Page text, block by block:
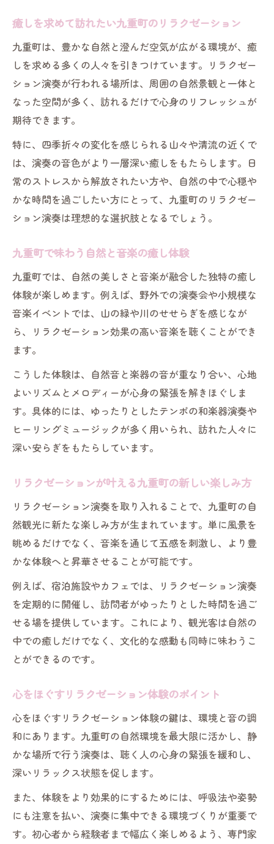
癒しを求めて訪れたい九重町のリラクゼーション
九重町は、豊かな自然と澄んだ空気が広がる環境が、癒
しを求める多くの人々を引きつけています。リラクゼー
ション演奏が行われる場所は、周囲の自然景観と一体と
なった空間が多く、訪れるだけで心身のリフレッシュが
期待できます。
特に、四季折々の変化を感じられる山々や清流の近くで
は、演奏の音色がより一層深い癒しをもたらします。日
常のストレスから解放されたい方や、自然の中で心穏や
かな時間を過ごしたい方にとって、九重町のリラクゼー
ション演奏は理想的な選択肢となるでしょう。
九重町で味わう自然と音楽の癒し体験
九重町では、自然の美しさと音楽が融合した独特の癒し
体験が楽しめます。例えば、野外での演奏会や小規模な
音楽イベントでは、山の緑や川のせせらぎを感じなが
ら、リラクゼーション効果の高い音楽を聴くことができ
ます。
こうした体験は、自然音と楽器の音が重なり合い、心地
よいリズムとメロディーが心身の緊張を解きほぐしま
す。具体的には、ゆったりとしたテンポの和楽器演奏や
ヒーリングミュージックが多く用いられ、訪れた人々に
深い安らぎをもたらしています。
リラクゼーションが叶える九重町の新しい楽しみ方
リラクゼーション演奏を取り入れることで、九重町の自
然観光に新たな楽しみ方が生まれています。単に風景を
眺めるだけでなく、音楽を通じて五感を刺激し、より豊
かな体験へと昇華させることが可能です。
例えば、宿泊施設やカフェでは、リラクゼーション演奏
を定期的に開催し、訪問者がゆったりとした時間を過ご
せる場を提供しています。これにより、観光客は自然の
中での癒しだけでなく、文化的な感動も同時に味わうこ
とができるのです。
心をほぐすリラクゼーション体験のポイント
心をほぐすリラクゼーション体験の鍵は、環境と音の調
和にあります。九重町の自然環境を最大限に活かし、静
かな場所で行う演奏は、聴く人の心身の緊張を緩和し、
深いリラックス状態を促します。
また、体験をより効果的にするためには、呼吸法や姿勢
にも注意を払い、演奏に集中できる環境づくりが重要で
す。初心者から経験者まで幅広く楽しめるよう、専門家